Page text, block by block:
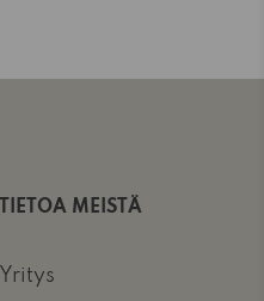
TIETOA MEISTÄ
Yritys